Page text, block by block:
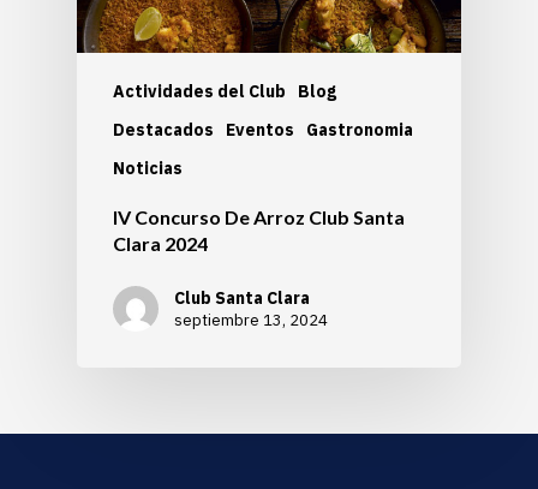
Actividades del Club
Blog
Destacados
Eventos
Gastronomia
Noticias
IV Concurso De Arroz Club Santa
Clara 2024
Club Santa Clara
septiembre 13, 2024